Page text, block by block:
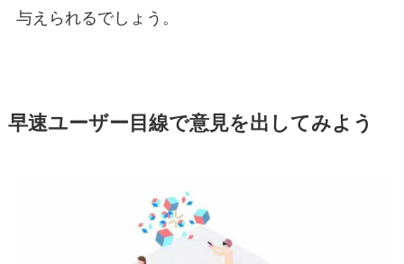
与えられるでしょう。
早速ユーザー目線で意見を出してみよう